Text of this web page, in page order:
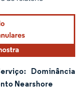
Dominância
Nearshore